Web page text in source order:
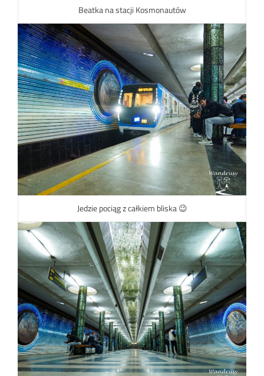
Beatka na stacji Kosmonautów
Jedzie pociąg z całkiem bliska 😉